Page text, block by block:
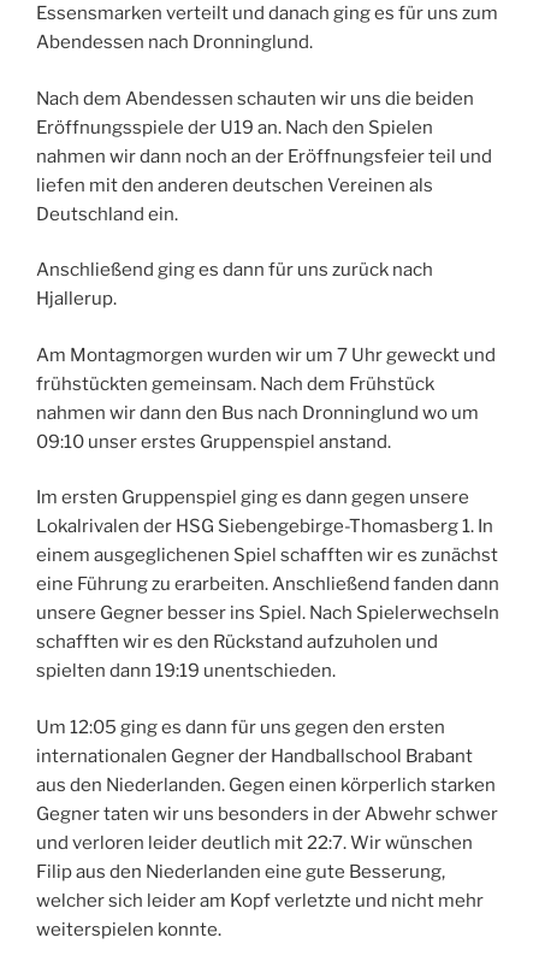
Essensmarken verteilt und danach ging es für uns zum
Abendessen nach Dronninglund.
Nach dem Abendessen schauten wir uns die beiden
Eröffnungsspiele der U19 an. Nach den Spielen
nahmen wir dann noch an der Eröffnungsfeier teil und
liefen mit den anderen deutschen Vereinen als
Deutschland ein.
Anschließend ging es dann für uns zurück nach
Hjallerup.
Am Montagmorgen wurden wir um 7 Uhr geweckt und
frühstückten gemeinsam. Nach dem Frühstück
nahmen wir dann den Bus nach Dronninglund wo um
09:10 unser erstes Gruppenspiel anstand.
Im ersten Gruppenspiel ging es dann gegen unsere
Lokalrivalen der HSG Siebengebirge-Thomasberg 1. In
einem ausgeglichenen Spiel schafften wir es zunächst
eine Führung zu erarbeiten. Anschließend fanden dann
unsere Gegner besser ins Spiel. Nach Spielerwechseln
schafften wir es den Rückstand aufzuholen und
spielten dann 19:19 unentschieden.
Um 12:05 ging es dann für uns gegen den ersten
internationalen Gegner der Handballschool Brabant
aus den Niederlanden. Gegen einen körperlich starken
Gegner taten wir uns besonders in der Abwehr schwer
und verloren leider deutlich mit 22:7. Wir wünschen
Filip aus den Niederlanden eine gute Besserung,
welcher sich leider am Kopf verletzte und nicht mehr
weiterspielen konnte.